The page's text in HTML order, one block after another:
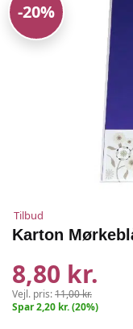
-20%
Tilbud
Karton
8,80 kr.
Vejl. pris:11,00 kr.
Spar 2,20 kr. (20%)